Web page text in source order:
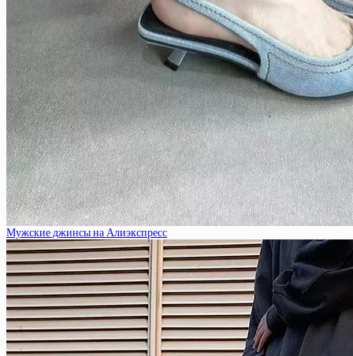
Мужские джинсы на Алиэкспресс